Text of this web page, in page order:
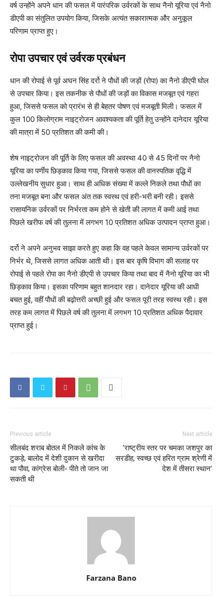
वर्ष उन्होंने अपने धान की फसल में पारंपरिक उर्वरकों के साथ नैनो यूरिया एवं नैनो
डीएपी का संतुलित उपयोग किया, जिसके अत्यंत सकारात्मक और अनुकूल
परिणाम प्राप्त हुए।
रोपा उपचार एवं उर्वरक प्रबंधन
धान की रोपाई से पूर्व अघन सिंह दर्रो ने पौधों की जड़ों (रोपा) का नैनो डीएपी घोल
से उपचार किया। इस तकनीक से पौधों की जड़ों का विकास मजबूत एवं गहरा
हुआ, जिससे फसल को प्रारंभ से ही बेहतर पोषण एवं मजबूती मिली। फसल में
कुल 100 किलोग्राम नाइट्रोजन आवश्यकता की पूर्ति हेतु उन्होंने दानेदार यूरिया
की मात्रा में 50 प्रतिशत की कमी की।
शेष नाइट्रोजन की पूर्ति के लिए फसल की अवस्था 40 से 45 दिनों पर नैनो
यूरिया का पर्णीय छिड़काव किया गया, जिससे फसल की वानस्पतिक वृद्धि में
उल्लेखनीय सुधार हुआ। साथ ही अधिक संख्या में कल्ले निकले तथा पौधों का
तना मजबूत बना और फसल अंत तक स्वस्थ एवं हरी-भरी बनी रही। इससे
रासायनिक उर्वरकों पर निर्भरता कम होने से खेती की लागत में कमी आई तथा
पिछले खरीफ वर्ष की तुलना में लगभग 10 प्रतिशत अधिक उत्पादन प्राप्त हुआ।
दर्रो ने अपने अनुभव साझा करते हुए कहा कि वह पहले केवल सामान्य उर्वरकों पर
निर्भर थे, जिससे लागत अधिक आती थी। इस बार कृषि विभाग की सलाह पर
रोपाई से पहले रोपा का नैनो डीएपी से उपचार किया तथा बाद में नैनो यूरिया का भी
छिड़काव किया। इसका परिणाम बहुत शानदार रहा। दानेदार यूरिया की आधी
बचत हुई, वहीं पौधों की बढ़ोत्तरी अच्छी हुई और फसल पूरी तरह स्वस्थ रही। इस
तरह कम लागत में पिछले वर्ष की तुलना में लगभग 10 प्रतिशत अधिक पैदावार
प्राप्त हुई।
Previous article
सीलबंद शराब बोतल में निकले कांच के
टुकड़े, बालोद में देशी दुकान से खरीदा
था पौवा, कांग्रेस बोली- पीते तो जान जा
सकती थी
Next article
’राष्ट्रीय स्तर पर चमका जशपुर का
सरडीह, स्वच्छ एवं हरित ग्राम श्रेणी में
देश में तीसरा स्थान’
Farzana Bano